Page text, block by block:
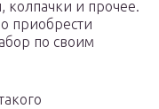
колпачки и прочее.
приобрести
по своим